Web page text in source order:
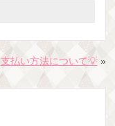
支払い方法について💡»